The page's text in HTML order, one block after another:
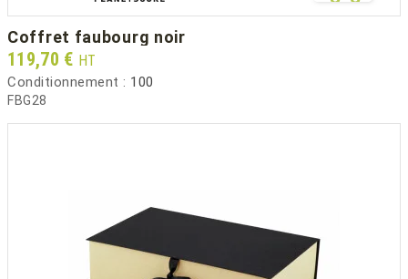
coffret faubourg noir
Prix
119,70 € HT
Conditionnement : 100
FBG28